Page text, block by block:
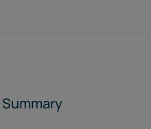
Summary